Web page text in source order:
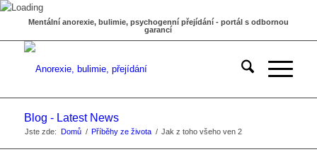
Mentální anorexie, bulimie, psychogenní přejídání - portál s odbornou
garancí
Blog - Latest News
Jste zde: Domů / Příběhy ze života / Jak z toho všeho ven 2